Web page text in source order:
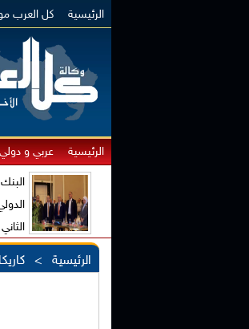
الرئيسية كل العرب
الرئيسية عربي و دولي
الرئيسية >